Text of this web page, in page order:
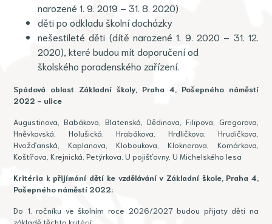
narozené 1. 9. 2019 – 31. 8. 2020)
děti po odkladu školní docházky
nešestileté děti (dítě narozené 1. 9. 2020 – 31. 12.
2020), které budou mít doporučení od
školského poradenského zařízení.
Spádová oblast Základní školy, Praha 4, Pošepného náměstí
2022 - ulice
Augustinova, Babákova, Blatenská, Dědinova, Filipova, Gregorova,
Hněvkovská, Holušická, Hrabákova, Hrdličkova, Hrudičkova,
Hvožďanská, Kaplanova, Kloboukova, Kloknerova, Komárkova,
Koštířova, Krejnická, Petýrkova, U pojišťovny, U Michelského lesa
Kritéria k přijímání dětí ke vzdělávání v Základní škole, Praha 4,
Pošepného náměstí 2022:
Do 1. ročníku ve školním roce 2026/2027 budou přijaty děti na
základě těchto kritérií: